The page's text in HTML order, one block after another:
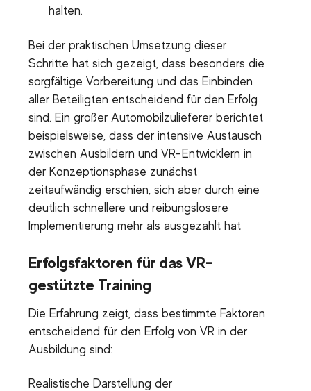
halten.
Bei der praktischen Umsetzung dieser
Schritte hat sich gezeigt, dass besonders die
sorgfältige Vorbereitung und das Einbinden
aller Beteiligten entscheidend für den Erfolg
sind. Ein großer Automobilzulieferer berichtet
beispielsweise, dass der intensive Austausch
zwischen Ausbildern und VR-Entwicklern in
der Konzeptionsphase zunächst
zeitaufwändig erschien, sich aber durch eine
deutlich schnellere und reibungslosere
Implementierung mehr als ausgezahlt hat
Erfolgsfaktoren für das VR-
gestützte Training
Die Erfahrung zeigt, dass bestimmte Faktoren
entscheidend für den Erfolg von VR in der
Ausbildung sind:
Realistische Darstellung der